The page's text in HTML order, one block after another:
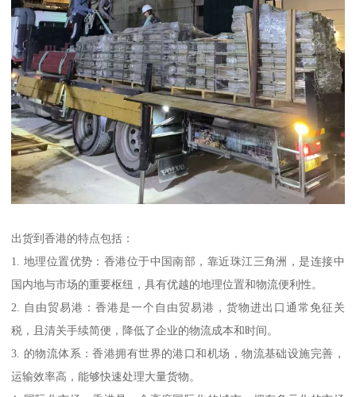
出货到香港的特点包括：
1. 地理位置优势：香港位于中国南部，靠近珠江三角洲，是连接中
国内地与市场的重要枢纽，具有优越的地理位置和物流便利性。
2. 自由贸易港：香港是一个自由贸易港，货物进出口通常免征关
税，且清关手续简便，降低了企业的物流成本和时间。
3. 的物流体系：香港拥有世界的港口和机场，物流基础设施完善，
运输效率高，能够快速处理大量货物。